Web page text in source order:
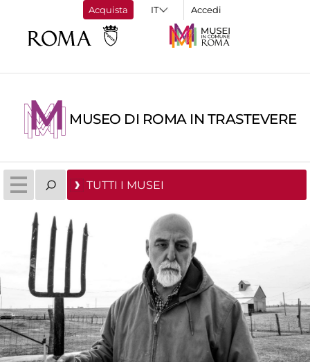
Acquista Accedi
MUSEO DI ROMA IN TRASTEVERE
TUTTI I MUSEI